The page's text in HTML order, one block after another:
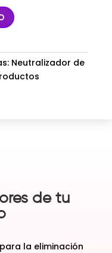
Neutralizador de
de tu
la eliminación